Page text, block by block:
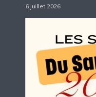
6 juillet 2026